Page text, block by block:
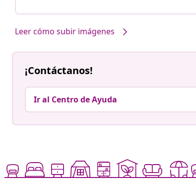
Leer cómo subir imágenes
¡Contáctanos!
Ir al Centro de Ayuda